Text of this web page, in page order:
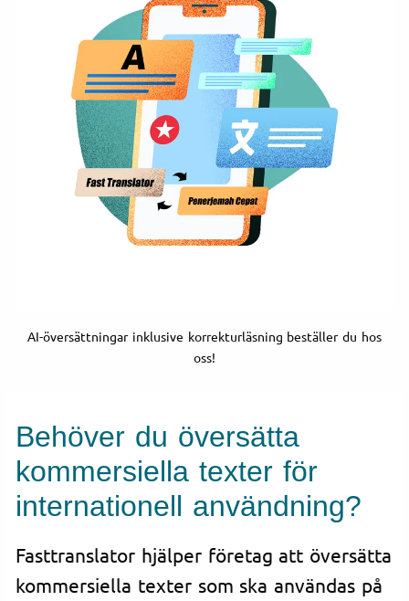
AI-översättningar inklusive korrekturläsning beställer du hos
oss!
Behöver du översätta
kommersiella texter för
internationell användning?
Fasttranslator hjälper företag att översätta
kommersiella texter som ska användas på